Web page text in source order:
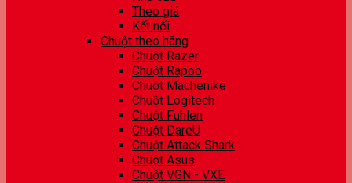
Theo giá
Kết nối
Chuột theo hãng
Chuột Razer
Chuột Rapoo
Chuột Machenike
Chuột Logitech
Chuột Fuhlen
Chuột DareU
Chuột Attack Shark
Chuột Asus
Chuột VGN - VXE